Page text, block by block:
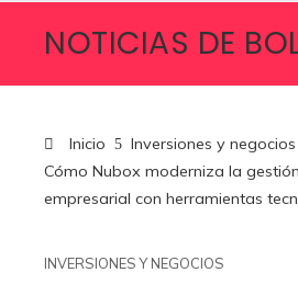
NOTICIAS DE
Inicio
Inversiones y negocios
Cómo Nubox moderniza la
empresarial con herramientas
INVERSIONES Y NEGOCIOS